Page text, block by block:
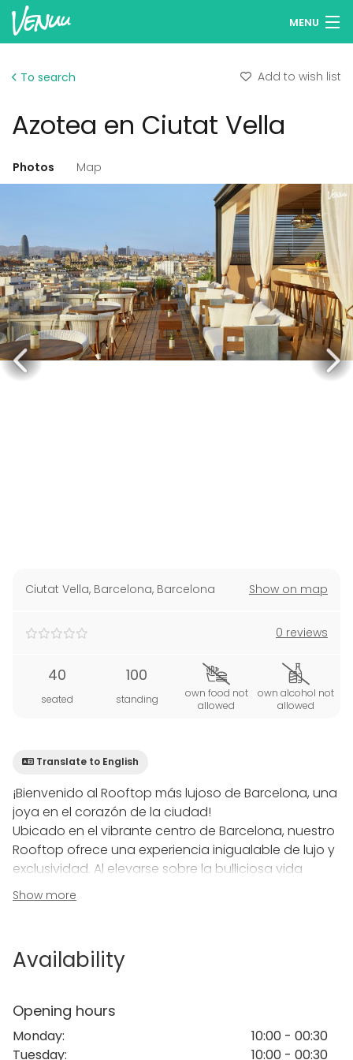
MENU
Log in
Add your venue
To search Add to wish list
Azotea en Ciutat Vella
Photos Map
Ciutat Vella, Barcelona, Barcelona Show on map
0 reviews
40
seated
100
standing
own food not
allowed
own alcohol not
allowed
Translate to English
¡Bienvenido al Rooftop más lujoso de Barcelona, una
joya en el corazón de la ciudad!
Ubicado en el vibrante centro de Barcelona, nuestro
Rooftop ofrece una experiencia inigualable de lujo y
exclusividad. Al elevarse sobre la bulliciosa vida
urbana, este espacio exclusivo te invita a disfrutar
de vistas panorámicas que capturan la esencia de
moderna con toques mediterráneos, creando un
ambiente sofisticado y acogedor. Relájate en
nuestras cómodas y elegantes zonas de descanso,
Show more
Availability
Opening hours
Monday:
10:00 - 00:30
Tuesday:
10:00 - 00:30